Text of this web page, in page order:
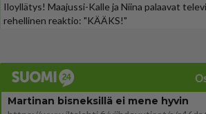
Iloyllätys! Maajussi-Kalle ja Niina palaavat
rehellinen reaktio: "KÄÄKS!"
Martinan bisneksillä ei mene hyvin